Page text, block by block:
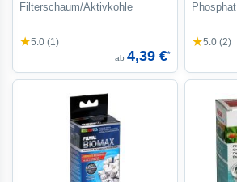
Filterschaum/Aktivkohle
★5.0 (1)
ab 4,39 €*
Phosphat
★5.0 (2)